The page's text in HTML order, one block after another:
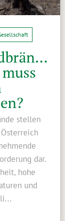
stellen
dar.
hohe
und